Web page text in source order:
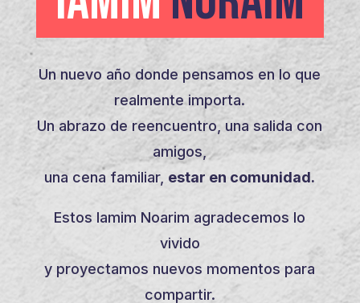
Un nuevo año donde pensamos en lo que
realmente importa.
Un abrazo de reencuentro, una salida con
amigos,
una cena familiar, estar en comunidad.
Estos Iamim Noarim agradecemos lo
vivido
y proyectamos nuevos momentos para
compartir.